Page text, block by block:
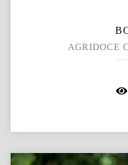
AGRIDOCE